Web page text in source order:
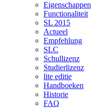
Eigenschappen
Functionaliteit
SL 2015
Actueel
Empfehlung
SLC
Schullizenz
Studierlizenz
lite editie
Handboeken
Historie
FAQ